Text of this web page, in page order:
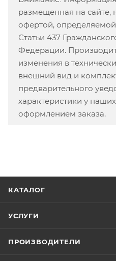
размещенная на сайте,
офертой,
Статьи 437
Федерации.
изменения в
внешний вид и
предварительного
характеристики у
оформлением заказа.
КАТАЛОГ
УСЛУГИ
ПРОИЗВОДИТЕЛИ